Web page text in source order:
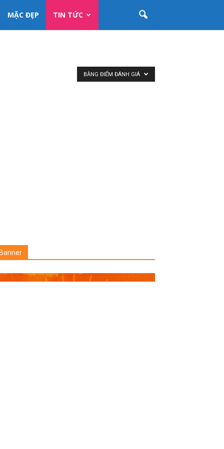
MẶC ĐẸP TIN TỨC
BẰNG ĐIỂM ĐÁNH GIÁ
Banner